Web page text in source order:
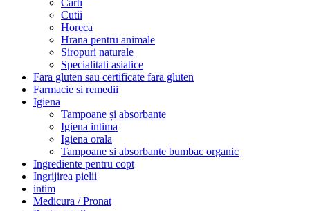
Cutii
Horeca
Hrana pentru animale
Siropuri naturale
Specialitati asiatice
Fara gluten sau certificate fara gluten
Farmacie si remedii
Igiena
Tampoane și absorbante
Igiena intima
Igiena orala
Tampoane si absorbante bumbac organic
Ingrediente pentru copt
Ingrijirea pielii
intim
Medicura / Pronat